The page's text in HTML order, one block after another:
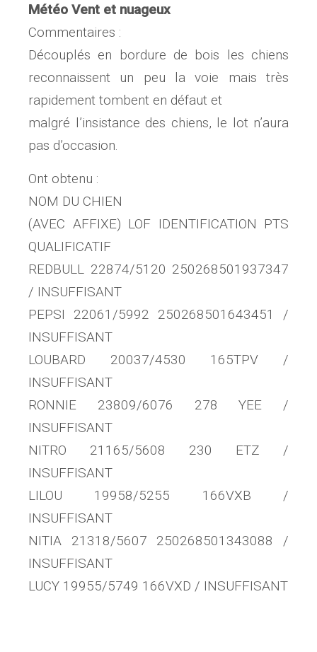
Météo Vent et nuageux
Commentaires :
Découplés en bordure de bois les chiens
reconnaissent un peu la voie mais très
rapidement tombent en défaut et
malgré l’insistance des chiens, le lot n’aura
pas d’occasion.
Ont obtenu :
NOM DU CHIEN
(AVEC AFFIXE) LOF IDENTIFICATION PTS
QUALIFICATIF
REDBULL 22874/5120 250268501937347
/ INSUFFISANT
PEPSI 22061/5992 250268501643451 /
INSUFFISANT
LOUBARD 20037/4530 165TPV /
INSUFFISANT
RONNIE 23809/6076 278 YEE /
INSUFFISANT
NITRO 21165/5608 230 ETZ /
INSUFFISANT
LILOU 19958/5255 166VXB /
INSUFFISANT
NITIA 21318/5607 250268501343088 /
INSUFFISANT
LUCY 19955/5749 166VXD / INSUFFISANT